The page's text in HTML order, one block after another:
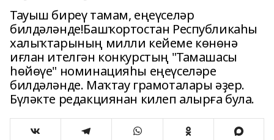
Тауыш биреү тамам, еңеүселәр
билдәләнде!Башҡортостан Республикаһы
халыҡтарының милли кейеме көнөнә
иғлан ителгән конкурстың "Тамашасы
һөйөүе" номинацияһы еңеүселәре
билдәләнде. Маҡтау грамоталары әҙер.
Бүләкте редакциянан килеп алырға була.